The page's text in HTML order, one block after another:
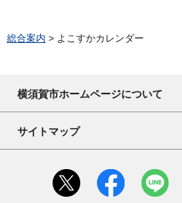
総合案内 > よこすかカレンダー
横須賀市ホームページについて
サイトマップ